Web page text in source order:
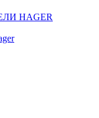
HAGER